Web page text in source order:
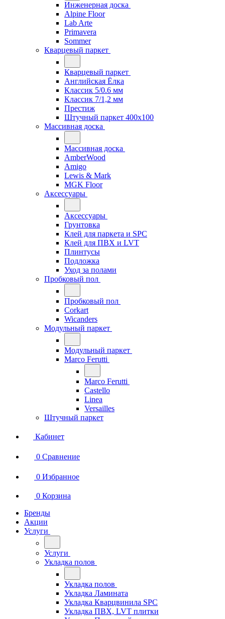
Инженерная доска
Alpine Floor
Lab Arte
Primavera
Sommer
Кварцевый паркет
Кварцевый паркет
Английская Ёлка
Классик 5/0.6 мм
Классик 7/1,2 мм
Престиж
Штучный паркет 400x100
Массивная доска
Массивная доска
AmberWood
Amigo
Lewis & Mark
MGK Floor
Аксессуары
Аксессуары
Грунтовка
Клей для паркета и SPC
Клей для ПВХ и LVT
Плинтусы
Подложка
Уход за полами
Пробковый пол
Пробковый пол
Corkart
Wicanders
Модульный паркет
Модульный паркет
Marco Ferutti
Marco Ferutti
Castello
Linea
Versailles
Штучный паркет
Кабинет
0 Сравнение
0 Избранное
0 Корзина
Бренды
Акции
Услуги
Услуги
Укладка полов
Укладка полов
Укладка Ламината
Укладка Кварцвинила SPC
Укладка ПВХ, LVT плитки